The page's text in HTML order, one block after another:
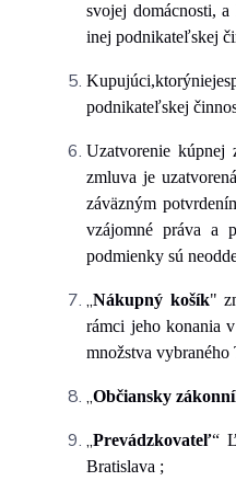
svojej domácnosti,
inej podnikateľskej
Kupujúci,ktorýnieje
podnikateľskej
Uzatvorenie kúpnej
zmluva je
záväzným
vzájomné práva a
podmienky sú
„Nákupný košík"
rámci jeho konania
množstva vybraného
„Občiansky
„Prevádzkovateľ“
Bratislava ;